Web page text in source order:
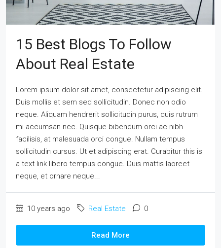
15 Best Blogs To Follow
About Real Estate
Lorem ipsum dolor sit amet, consectetur adipiscing elit.
Duis mollis et sem sed sollicitudin. Donec non odio
neque. Aliquam hendrerit sollicitudin purus, quis rutrum
mi accumsan nec. Quisque bibendum orci ac nibh
facilisis, at malesuada orci congue. Nullam tempus
sollicitudin cursus. Ut et adipiscing erat. Curabitur this is
a text link libero tempus congue. Duis mattis laoreet
neque, et ornare neque...
10 years ago Real Estate 0
Read More